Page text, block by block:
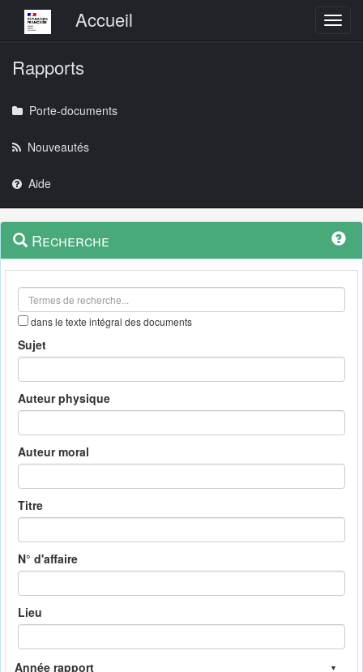
Menu principalAccueil
Rapports
Porte-documents
Nouveautés
Aide
Navigation
outils
Menu
contextuel
Recherche
dans le texte intégral des documents
Sujet
Auteur physique
Auteur moral
Titre
N° d'affaire
Lieu